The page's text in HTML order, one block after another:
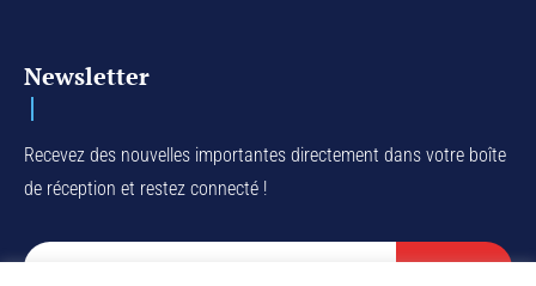
Newsletter
Recevez des nouvelles importantes directement dans votre boîte
de réception et restez connecté !
SUBSCRIBE